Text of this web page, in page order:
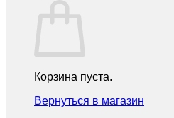
Корзина пуста.
Вернуться в магазин